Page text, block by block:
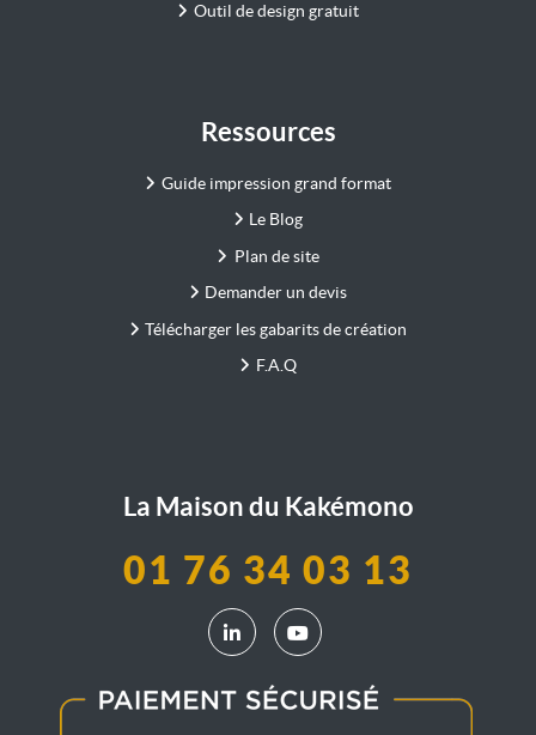
Outil de design gratuit
Ressources
Guide impression grand format
Le Blog
Plan de site
Demander un devis
Télécharger les gabarits de création
F.A.Q
La Maison du Kakémono
01 76 34 03 13
LinkedIn La Maison du Kakémono